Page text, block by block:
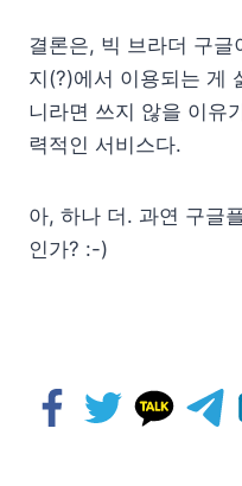
결론은, 빅 브라더 구
지(?)에서 이용되는 게
니라면 쓰지 않을 이유
력적인 서비스다.
아, 하나 더. 과연 구글
인가? :-)